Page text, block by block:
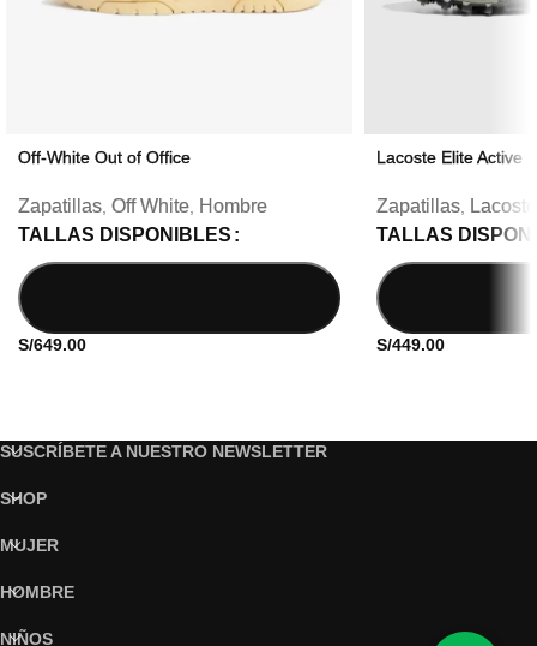
Off-White Out of Office
Zapatillas Off White
Hombre
TALLAS DISPONIBLES
S/649.00
Lacoste Elite Active
Zapatillas, Lacoste
TALLAS
S/449.00
SUSCRÍBETE A NUESTRO NEWSLETTER
SHOP
MUJER
HOMBRE
NIÑOS